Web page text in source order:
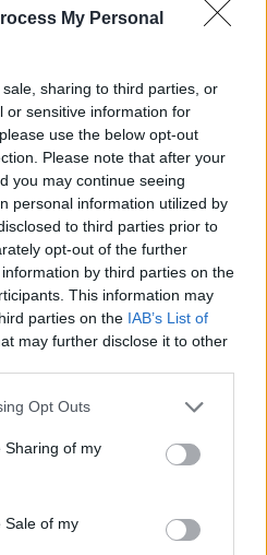
My Personal
sharing to third parties, or
or sensitive information for
use the below opt-out
Please note that after your
you may continue seeing
personal information utilized by
to third parties prior to
opt-out of the further
by third parties on the
This information may
parties on the IAB’s List of
may further disclose it to other
app uses one or more Google
behaviour. You may click to
and its third-party tags to
purposes in below Google
Opt Outs
Sharing of my
Sale of my
στην KG Mobility
Ατρόμητος και Novibet
της συνεργασίας τους μέχρι